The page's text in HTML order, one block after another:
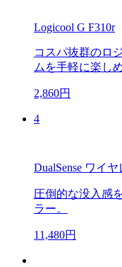
Logicool G F310r
コスパ抜群のロ
ムを手軽に楽し
2,860円
4
DualSense ワイ
圧倒的な没入感
ラー。
11,480円